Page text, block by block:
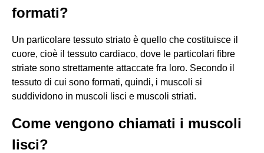
formati?
Un particolare tessuto striato è quello che costituisce il
cuore, cioè il tessuto cardiaco, dove le particolari fibre
striate sono strettamente attaccate fra loro. Secondo il
tessuto di cui sono formati, quindi, i muscoli si
suddividono in muscoli lisci e muscoli striati.
Come vengono chiamati i muscoli
lisci?